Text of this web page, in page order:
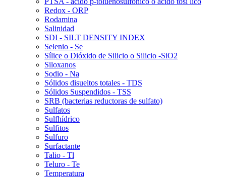
Redox - ORP
Rodamina
Salinidad
SDI - SILT DENSITY INDEX
Selenio - Se
Sílice o Dióxido de Silicio o Silicio -SiO2
Siloxanos
Sodio - Na
Sólidos disueltos totales - TDS
Sólidos Suspendidos - TSS
SRB (bacterias reductoras de sulfato)
Sulfatos
Sulfhídrico
Sulfitos
Sulfuro
Surfactante
Talio - Tl
Teluro - Te
Temperatura